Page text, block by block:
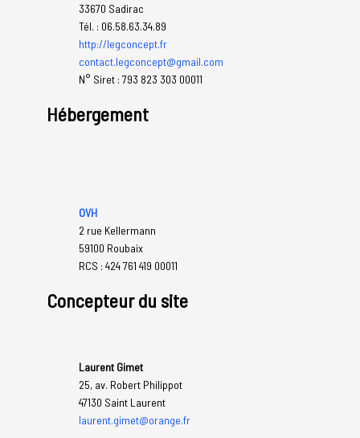
33670 Sadirac
Tél. : 06.58.63.34.89
http://legconcept.fr
contact.legconcept@gmail.com
N° Siret : 793 823 303 00011
Hébergement
OVH
2 rue Kellermann
59100 Roubaix
RCS : 424 761 419 00011
Concepteur du site
Laurent Gimet
25, av. Robert Philippot
47130 Saint Laurent
laurent.gimet@orange.fr